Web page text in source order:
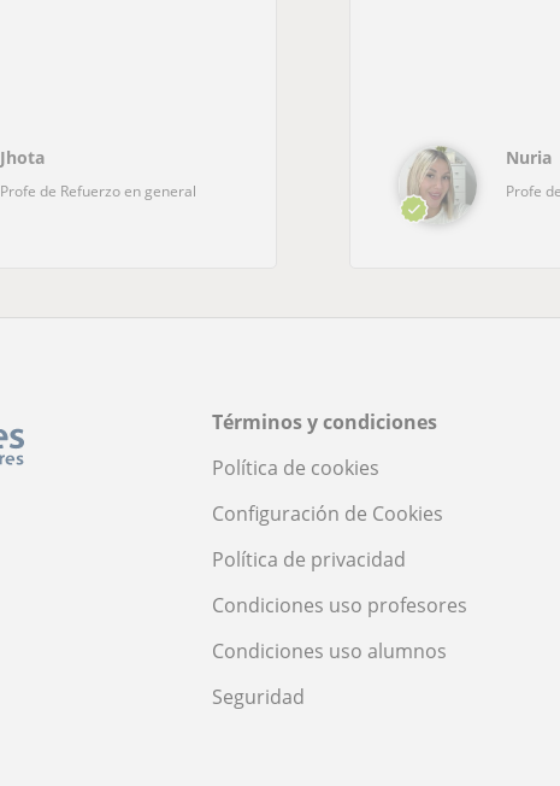
Jhota
Profe de Refuerzo en general
Nuria
Profe
Términos y condiciones
Política de cookies
Configuración de Cookies
Política de privacidad
Condiciones uso profesores
Condiciones uso alumnos
Seguridad